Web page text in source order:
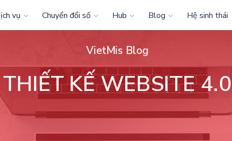
vụ Chuyển đổi số Hub Blog Hệ sinh thái
VietMis Blog
THIẾT KẾ WEBSITE 4.0